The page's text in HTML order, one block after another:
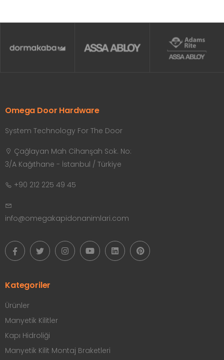
Omega Door Hardware
System Technology For The Door
Çağlayan Mah Cihanşah Sok. No:
3/A Kağıthane - İstanbul / Türkiye
+90 212 225 49 45
info@omegakapidonanimlari.com
Kategoriler
Ürünler
Manyetik Kilitler
Kapı Hidroliği
Manyetik Kilit Montaj Braketleri